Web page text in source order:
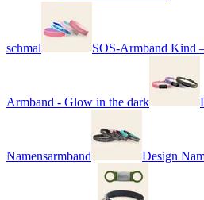
schmal SOS-Armband Kind
Armband - Glow in the dark
Namensarmband Design